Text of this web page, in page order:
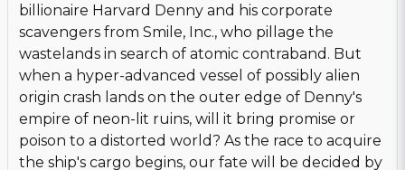
billionaire Harvard Denny and his corporate
scavengers from Smile, Inc., who pillage the
wastelands in search of atomic contraband. But
when a hyper-advanced vessel of possibly alien
origin crash lands on the outer edge of Denny's
empire of neon-lit ruins, will it bring promise or
poison to a distorted world? As the race to acquire
the ship's cargo begins, our fate will be decided by